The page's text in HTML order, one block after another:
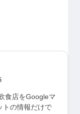
食店をGoogleマ
トの情報だけで